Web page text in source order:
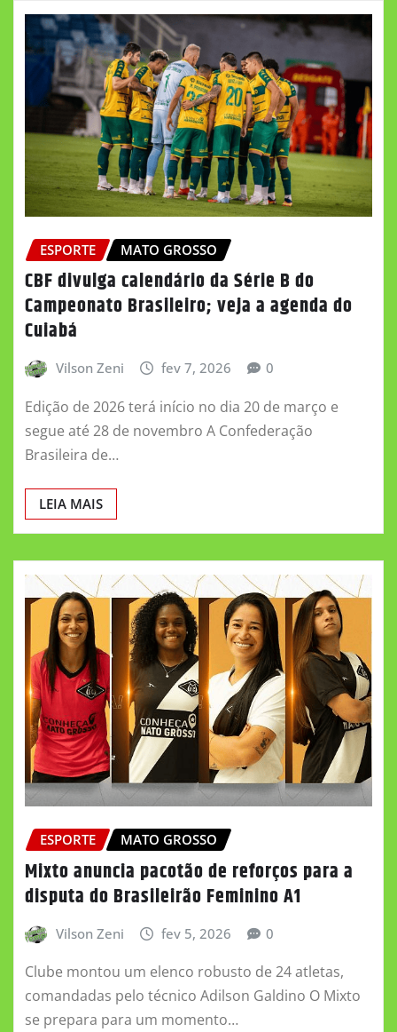
ESPORTE MATO GROSSO
CBF divulga calendário da Série B do
Campeonato Brasileiro; veja a agenda do
Cuiabá
Vilson Zeni fev 7, 2026 0
Edição de 2026 terá início no dia 20 de março e
segue até 28 de novembro A Confederação
Brasileira de…
LEIA MAIS
ESPORTE MATO GROSSO
Mixto anuncia pacotão de reforços para a
disputa do Brasileirão Feminino A1
Vilson Zeni fev 5, 2026 0
Clube montou um elenco robusto de 24 atletas,
comandadas pelo técnico Adilson Galdino O Mixto
se prepara para um momento…